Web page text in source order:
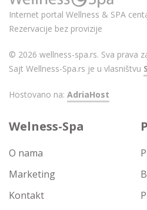
Internet portal Wellness & SPA
Rezervacije bez provizije
© 2026 wellness-spa.rs. Sva prava
Sajt Wellness-Spa.rs je u vlasništvu
Hostovano na: AdriaHost
Welness-Spa
O nama
Marketing
Kontakt